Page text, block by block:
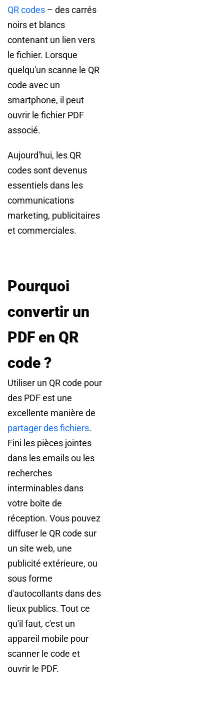
QR codes – des carrés
noirs et blancs
contenant un lien vers
le fichier. Lorsque
quelqu'un scanne le QR
code avec un
smartphone, il peut
ouvrir le fichier PDF
associé.
Aujourd'hui, les QR
codes sont devenus
essentiels dans les
communications
marketing, publicitaires
et commerciales.
Pourquoi
convertir un
PDF en QR
code ?
Utiliser un QR code pour
des PDF est une
excellente manière de
partager des fichiers.
Fini les pièces jointes
dans les emails ou les
recherches
interminables dans
votre boîte de
réception. Vous pouvez
diffuser le QR code sur
un site web, une
publicité extérieure, ou
sous forme
d'autocollants dans des
lieux publics. Tout ce
qu'il faut, c'est un
appareil mobile pour
scanner le code et
ouvrir le PDF.